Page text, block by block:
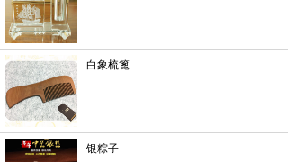
白象梳篦
银粽子